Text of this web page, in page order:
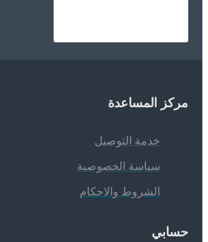
المساعدة
خدمة التوصيل
سياسة الخصوصية
الشروط والاحكام